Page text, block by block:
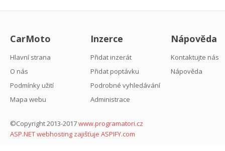
CarMoto
Hlavní strana
O nás
Podmínky užití
Mapa webu
©Copyright 2013-2017www.programatori.cz
ASP.NET webhosting zajišťuje ASPIFY.com
Inzerce
Přidat inzerát
Přidat poptávku
Podrobné vyhledávání
Administrace
Nápověda
Kontaktujte nás
Nápověda